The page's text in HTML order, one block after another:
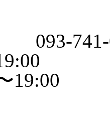
093-
19:00